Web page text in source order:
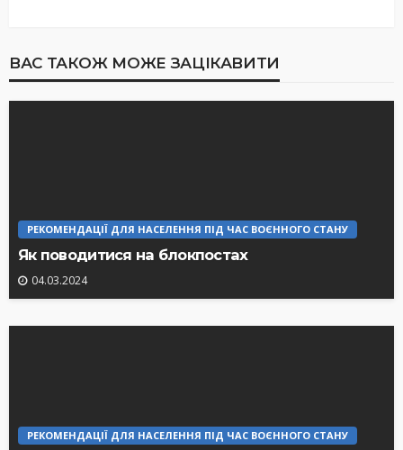
ВАС ТАКОЖ МОЖЕ ЗАЦІКАВИТИ
РЕКОМЕНДАЦІЇ ДЛЯ НАСЕЛЕННЯ ПІД ЧАС ВОЄННОГО СТАНУ
Як поводитися на блокпостах
04.03.2024
РЕКОМЕНДАЦІЇ ДЛЯ НАСЕЛЕННЯ ПІД ЧАС ВОЄННОГО СТАНУ